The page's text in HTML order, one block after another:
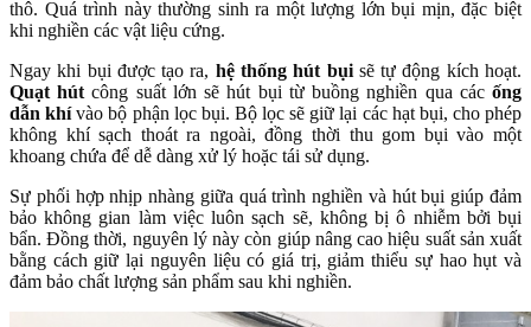
thô. Quá trình này thường sinh ra một lượng lớn bụi mịn, đặc biệt
khi nghiền các vật liệu cứng.
Ngay khi bụi được tạo ra, hệ thống hút bụisẽ tự động kích hoạt.
Quạt hút công suất lớn sẽ hút bụi từ buồng nghiền qua cácống
dẫn khívào bộ phận lọc bụi. Bộ lọc sẽ giữ lại các hạt bụi, cho phép
không khí sạch thoát ra ngoài, đồng thời thu gom bụi vào một
khoang chứa để dễ dàng xử lý hoặc tái sử dụng.
Sự phối hợp nhịp nhàng giữa quá trình nghiền và hút bụi giúp đảm
bảo không gian làm việc luôn sạch sẽ, không bị ô nhiễm bởi bụi
bẩn. Đồng thời, nguyên lý này còn giúp nâng cao hiệu suất sản xuất
bằng cách giữ lại nguyên liệu có giá trị, giảm thiểu sự hao hụt và
đảm bảo chất lượng sản phẩm sau khi nghiền.